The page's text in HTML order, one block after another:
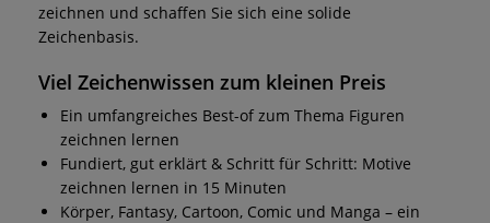
zeichnen und schaffen Sie sich eine solide
Zeichenbasis.
Viel Zeichenwissen zum kleinen Preis
Ein umfangreiches Best-of zum Thema Figuren
zeichnen lernen
Fundiert, gut erklärt & Schritt für Schritt: Motive
zeichnen lernen in 15 Minuten
Körper, Fantasy, Cartoon, Comic und Manga – ein